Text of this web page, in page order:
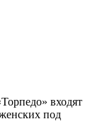
входят
под